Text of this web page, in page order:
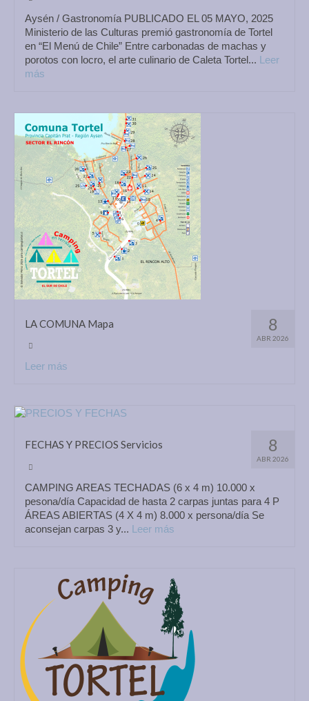
Aysén / Gastronomía PUBLICADO EL 05 MAYO, 2025
Ministerio de las Culturas premió gastronomía de Tortel
en “El Menú de Chile” Entre carbonadas de machas y
porotos con locro, el arte culinario de Caleta Tortel... Leer
más
8
ABR 2026
LA COMUNA Mapa
Leer más
8
ABR 2026
FECHAS Y PRECIOS Servicios
CAMPING AREAS TECHADAS (6 x 4 m) 10.000 x
pesona/día Capacidad de hasta 2 carpas juntas para 4 P
ÁREAS ABIERTAS (4 X 4 m) 8.000 x persona/día Se
aconsejan carpas 3 y... Leer más